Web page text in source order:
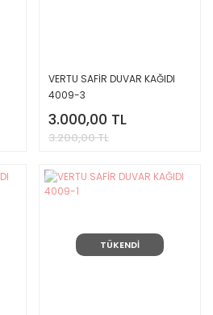
VERTU SAFİR DUVAR KAĞIDI
4009-3
3.000,00 TL
3.200,00 TL
TÜKENDİ